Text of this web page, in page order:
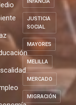
JUSTICIA
SOCIAL
MAYORES
MELILLA
MERCADO
MIGRACIÓN